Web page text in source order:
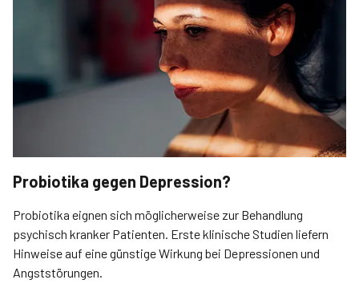
Probiotika gegen Depression?
Probiotika eignen sich möglicherweise zur Behandlung
psychisch kranker Patienten. Erste klinische Studien liefern
Hinweise auf eine günstige Wirkung bei Depressionen und
Angststörungen.